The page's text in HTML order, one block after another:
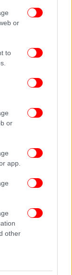
or
to
or
app.
other
το
που
«γνωστούς»
και ότι θα
σε
θα σβήσει το
του και
αυτών
για
-Σάρωσε η